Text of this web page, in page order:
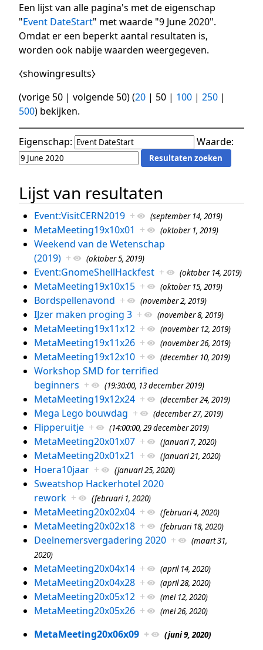
Een lijst van alle pagina's met de eigenschap
"Event DateStart" met waarde "9 June 2020".
Omdat er een beperkt aantal resultaten is,
worden ook nabije waarden weergegeven.
⧼showingresults⧽
(vorige 50 | volgende 50) (20 | 50 | 100 | 250 |
500) bekijken.
Eigenschap: Waarde:
Lijst van resultaten
Event:VisitCERN2019 + (september 14, 2019)
MetaMeeting19x10x01 + (oktober 1, 2019)
Weekend van de Wetenschap
(2019) + (oktober 5, 2019)
Event:GnomeShellHackfest + (oktober 14, 2019)
MetaMeeting19x10x15 + (oktober 15, 2019)
Bordspellenavond + (november 2, 2019)
IJzer maken proging 3 + (november 8, 2019)
MetaMeeting19x11x12 + (november 12, 2019)
MetaMeeting19x11x26 + (november 26, 2019)
MetaMeeting19x12x10 + (december 10, 2019)
Workshop SMD for terrified
beginners + (19:30:00, 13 december 2019)
MetaMeeting19x12x24 + (december 24, 2019)
Mega Lego bouwdag + (december 27, 2019)
Flipperuitje + (14:00:00, 29 december 2019)
MetaMeeting20x01x07 + (januari 7, 2020)
MetaMeeting20x01x21 + (januari 21, 2020)
Hoera10jaar + (januari 25, 2020)
Sweatshop Hackerhotel 2020
rework + (februari 1, 2020)
MetaMeeting20x02x04 + (februari 4, 2020)
MetaMeeting20x02x18 + (februari 18, 2020)
Deelnemersvergadering 2020 +
(maart 31,
2020)
MetaMeeting20x04x14 + (april 14, 2020)
MetaMeeting20x04x28 + (april 28, 2020)
MetaMeeting20x05x12 + (mei 12, 2020)
MetaMeeting20x05x26 + (mei 26, 2020)
MetaMeeting20x06x09 + (juni 9, 2020)